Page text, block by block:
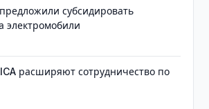
субсидировать
электромобили
расширяют сотрудничество по